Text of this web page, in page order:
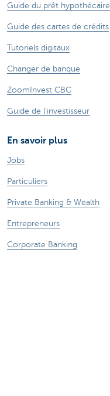
Guide du prêt hypothécaire
Guide des cartes de crédits
Tutoriels digitaux
Changer de banque
ZoomInvest CBC
Guide de l'investisseur
En savoir plus
Jobs
Particuliers
Private Banking & Wealth
Entrepreneurs
Corporate Banking